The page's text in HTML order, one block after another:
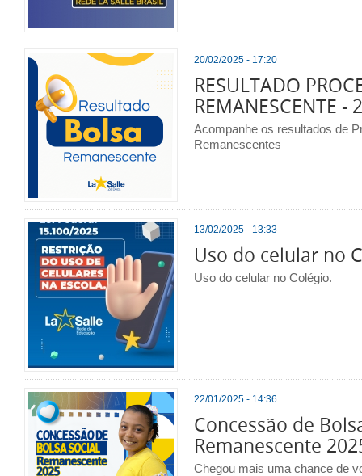
20/02/2025 - 17:20
RESULTADO
REMANESCENTE -
Acompanhe os resultados de
Remanescentes
13/02/2025 - 13:33
Uso do celular no
Uso do celular no Colégio.
22/01/2025 - 14:36
Concessão de
Remanescente
Chegou mais uma chance de